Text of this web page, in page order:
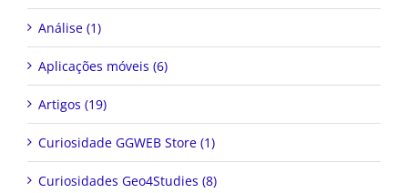
Análise (1)
Aplicações móveis (6)
Artigos (19)
Curiosidade GGWEB Store (1)
Curiosidades Geo4Studies (8)